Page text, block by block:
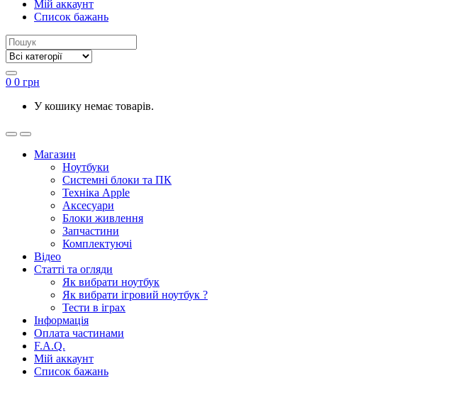
Мій аккаунт
Список бажань
0 0 грн
У кошику немає товарів.
Магазин
Ноутбуки
Системні блоки та ПК
Техніка Apple
Аксесуари
Блоки живлення
Запчастини
Комплектуючі
Відео
Статті та огляди
Як вибрати ноутбук
Як вибрати ігровий ноутбук ?
Тести в іграх
Інформація
Оплата частинами
F.A.Q.
Мій аккаунт
Список бажань